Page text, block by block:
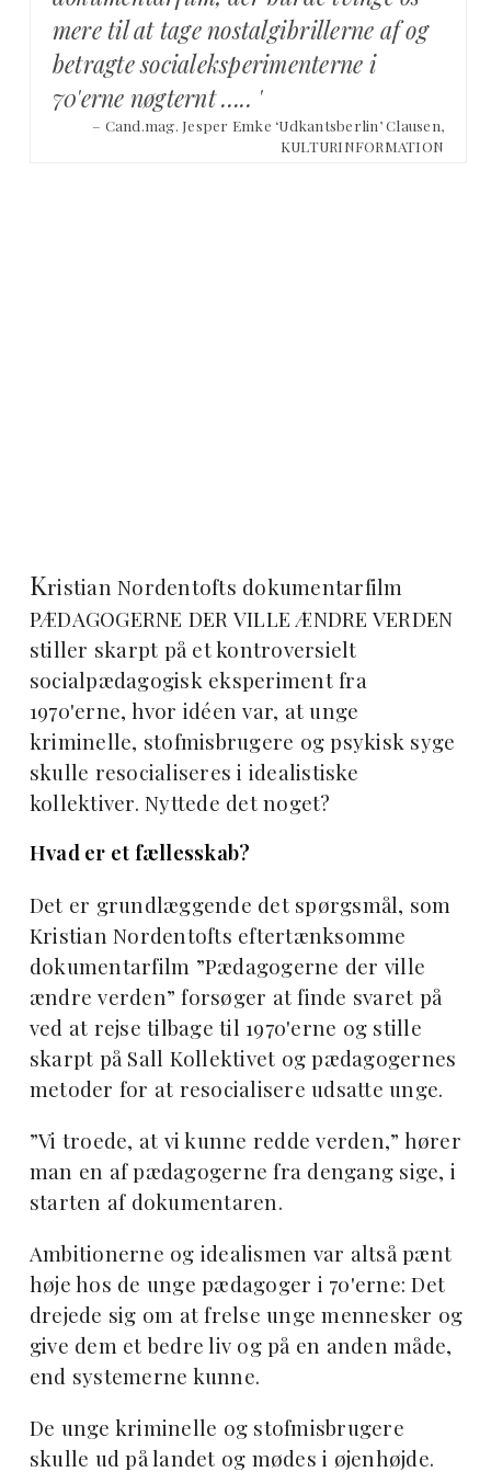
mere til at tage nostalgibrillerne af og
betragte socialeksperimenterne i
70'erne nøgternt ….. '
– Cand.mag. Jesper Emke ‘Udkantsberlin’ Clausen,
KULTURINFORMATION
Kristian Nordentofts dokumentarfilm
PÆDAGOGERNE DER VILLE ÆNDRE VERDEN
stiller skarpt på et kontroversielt
socialpædagogisk eksperiment fra
1970'erne, hvor idéen var, at unge
kriminelle, stofmisbrugere og psykisk syge
skulle resocialiseres i idealistiske
kollektiver. Nyttede det noget?
Hvad er et fællesskab?
Det er grundlæggende det spørgsmål, som
Kristian Nordentofts eftertænksomme
dokumentarfilm ”Pædagogerne der ville
ændre verden” forsøger at finde svaret på
ved at rejse tilbage til 1970'erne og stille
skarpt på Sall Kollektivet og pædagogernes
metoder for at resocialisere udsatte unge.
”Vi troede, at vi kunne redde verden,” hører
man en af pædagogerne fra dengang sige, i
starten af dokumentaren.
Ambitionerne og idealismen var altså pænt
høje hos de unge pædagoger i 70'erne: Det
drejede sig om at frelse unge mennesker og
give dem et bedre liv og på en anden måde,
end systemerne kunne.
De unge kriminelle og stofmisbrugere
skulle ud på landet og mødes i øjenhøjde.